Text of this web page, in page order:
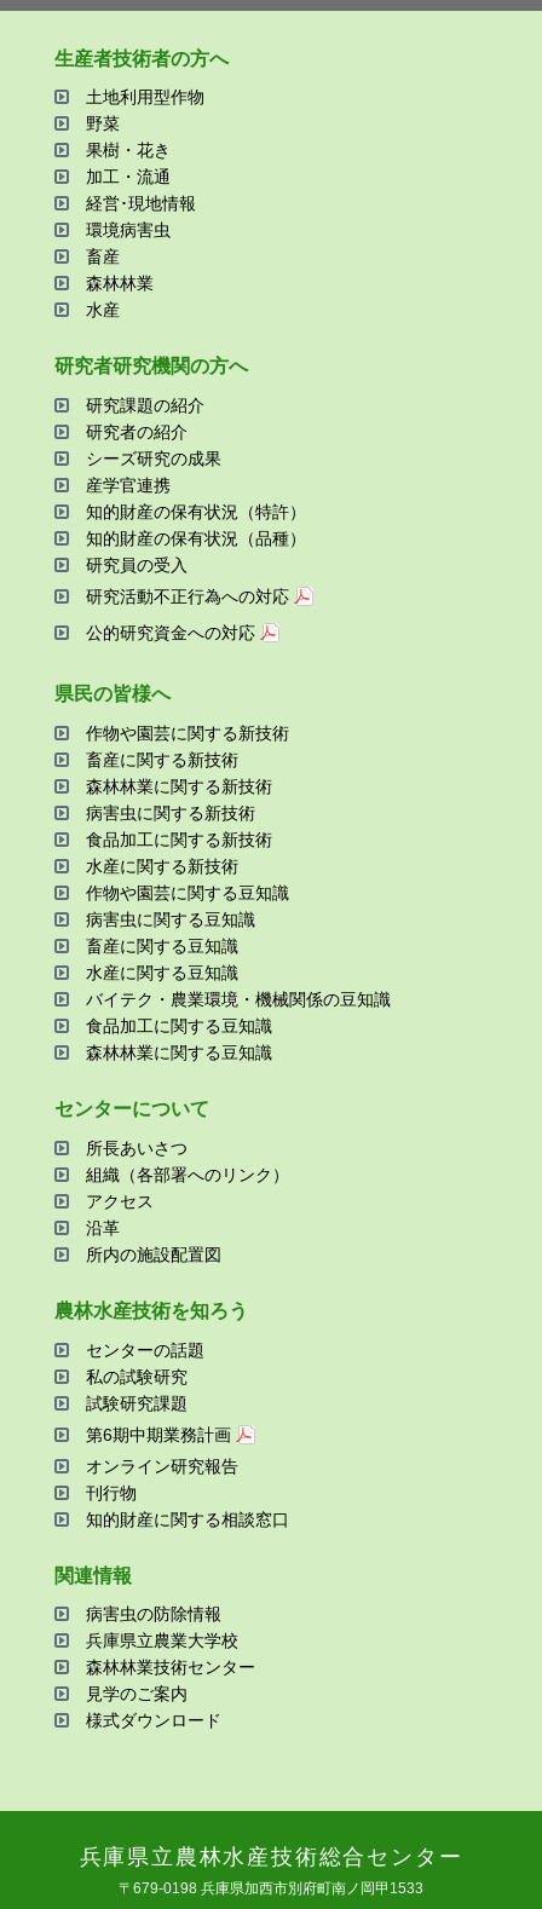
⽣産者技術者の⽅へ
⼟地利⽤型作物
野菜
果樹・花き
加⼯・流通
経営･現地情報
環境病害⾍
畜産
森林林業
⽔産
研究者研究機関の⽅へ
研究課題の紹介
研究者の紹介
シーズ研究の成果
産学官連携
知的財産の保有状況（特許）
知的財産の保有状況（品種）
研究員の受⼊
研究活動不正⾏為への対応
公的研究資金への対応
県⺠の皆様へ
作物や園芸に関する新技術
畜産に関する新技術
森林林業に関する新技術
病害⾍に関する新技術
⾷品加⼯に関する新技術
⽔産に関する新技術
作物や園芸に関する⾖知識
病害⾍に関する⾖知識
畜産に関する⾖知識
⽔産に関する⾖知識
バイテク・農業環境・機械関係の⾖知識
⾷品加⼯に関する⾖知識
森林林業に関する⾖知識
センターについて
所⻑あいさつ
組織（各部署へのリンク）
アクセス
沿⾰
所内の施設配置図
農林⽔産技術を知ろう
センターの話題
私の試験研究
試験研究課題
第6期中期業務計画
オンライン研究報告
刊⾏物
知的財産に関する相談窓⼝
関連情報
病害⾍の防除情報
兵庫県⽴農業⼤学校
森林林業技術センター
⾒学のご案内
様式ダウンロード
兵庫県⽴農林⽔産技術総合センター
〒679-0198 兵庫県加⻄市別府町南ノ岡甲1533